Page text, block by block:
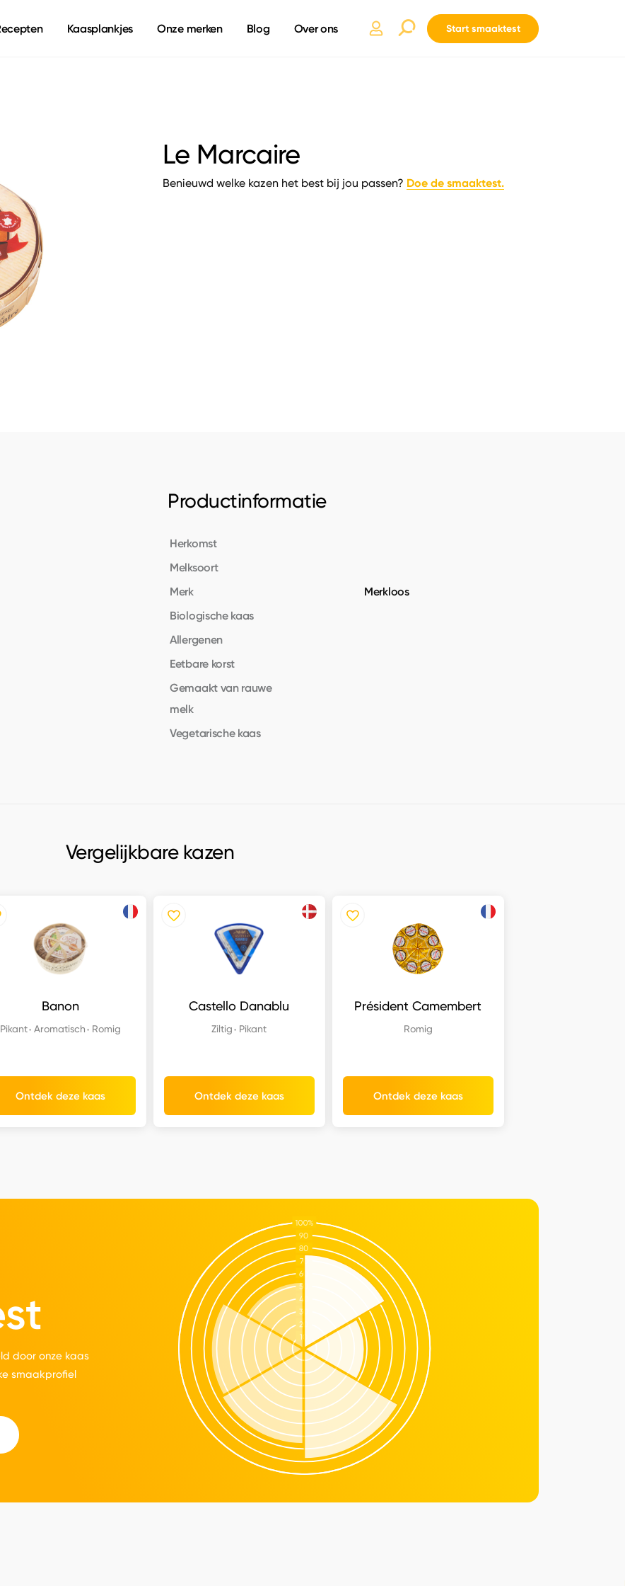
Kaasplankjes Onze merken Blog Over ons Start smaaktest
Le Marcaire
Benieuwd welke kazen het best bij jou passen? Doe de smaaktest.
Productinformatie
Herkomst
Melksoort
Merk
Merkloos
Biologische kaas
Allergenen
Eetbare korst
Gemaakt van rauwe
melk
Vegetarische kaas
Vergelijkbare kazen
Banon
Pikant Aromatisch Romig
Ontdek deze kaas
Castello Danablu
Ziltig Pikant
Ontdek deze kaas
Président Camembert
Romig
Ontdek deze kaas
door onze kaas
smaakprofiel